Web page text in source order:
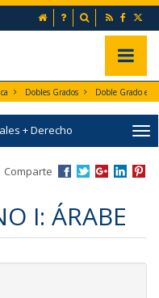
(alt + s)
inicio Preguntas
Buscador
Dobles Grados
+ Derecho
Comparte
I: ÁRABE